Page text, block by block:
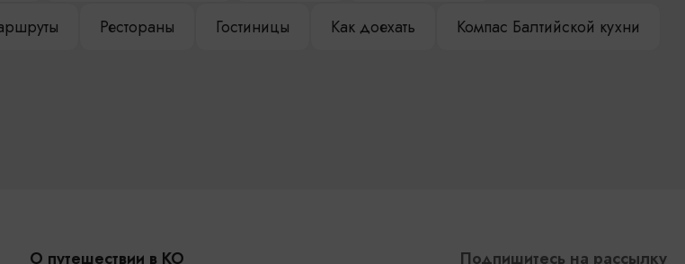
Рестораны Гостиницы Как доехать Компас Балтийской кухни
О путешествии в КО
Подпишитесь на рассылку